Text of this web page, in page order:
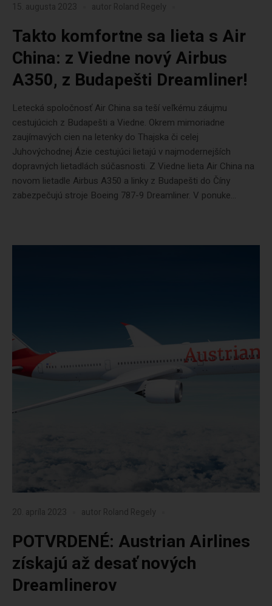
15. augusta 2023 autor Roland Regely
Takto komfortne sa lieta s Air
China: z Viedne nový Airbus
A350, z Budapešti Dreamliner!
Letecká spoločnosť Air China sa teší veľkému záujmu
cestujúcich z Budapešti a Viedne. Okrem mimoriadne
zaujímavých cien na letenky do Thajska či celej
Juhovýchodnej Ázie cestujúci lietajú v najmodernejších
dopravných lietadlách súčasnosti. Z Viedne lieta Air China na
novom lietadle Airbus A350 a linky z Budapešti do Číny
zabezpečujú stroje Boeing 787-9 Dreamliner. V ponuke...
20. apríla 2023 autor Roland Regely
POTVRDENÉ: Austrian Airlines
získajú až desať nových
Dreamlinerov